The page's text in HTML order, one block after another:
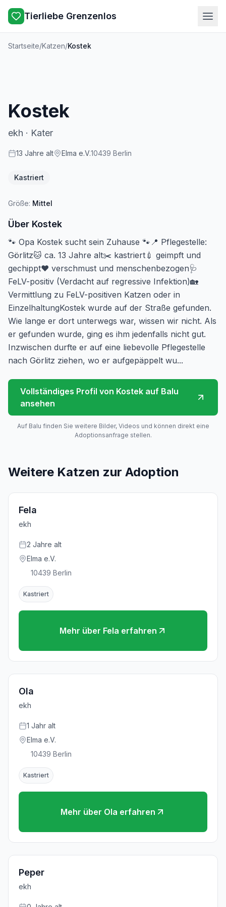
Tierliebe Grenzenlos
Startseite/Katzen/Kostek
Kostek
ekh · Kater
13 Jahre alt Elma e.V.10439 Berlin
Kastriert
Größe: Mittel
Über Kostek
🐾 Opa Kostek sucht sein Zuhause 🐾📍 Pflegestelle:
Görlitz🐱 ca. 13 Jahre alt✂️ kastriert💉 geimpft und
gechippt❤️ verschmust und menschenbezogen🩺
FeLV-positiv (Verdacht auf regressive Infektion)🏡
Vermittlung zu FeLV-positiven Katzen oder in
EinzelhaltungKostek wurde auf der Straße gefunden.
Wie lange er dort unterwegs war, wissen wir nicht. Als
er gefunden wurde, ging es ihm jedenfalls nicht gut.
Inzwischen durfte er auf eine liebevolle Pflegestelle
nach Görlitz ziehen, wo er aufgepäppelt wu...
Vollständiges Profil von Kostek auf Balu
ansehen
Auf Balu finden Sie weitere Bilder, Videos und können direkt eine
Adoptionsanfrage stellen.
Weitere Katzen zur Adoption
Fela
ekh
2 Jahre alt
Elma e.V.
10439 Berlin
Kastriert
Mehr über Fela erfahren
Ola
ekh
1 Jahr alt
Elma e.V.
10439 Berlin
Kastriert
Mehr über Ola erfahren
Reserviert
Peper
ekh